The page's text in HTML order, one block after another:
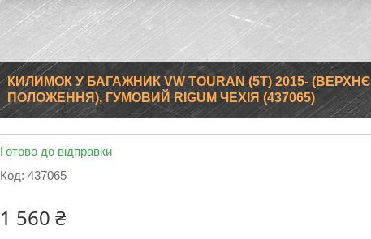
КИЛИМОК У БАГАЖНИК VW TOURAN (5T) 2015- (ВЕРХНЄ
ПОЛОЖЕННЯ), ГУМОВИЙ RIGUM ЧЕХІЯ (437065)
Готово до відправки
Код: 437065
1 560 ₴